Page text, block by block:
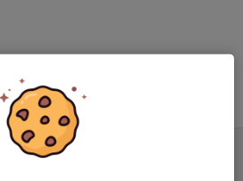
Kansliet öppnar 3/8